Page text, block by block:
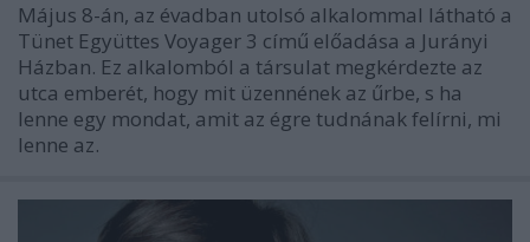
Május 8-án, az évadban utolsó alkalommal látható a
Tünet Együttes Voyager 3 című előadása a Jurányi
Házban. Ez alkalomból a társulat megkérdezte az
utca emberét, hogy mit üzennének az űrbe, s ha
lenne egy mondat, amit az égre tudnának felírni, mi
lenne az.